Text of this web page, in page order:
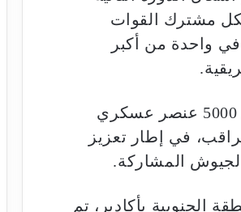
مشترك القوات
في واحدة من أكبر
وتتواصل هذه النسخة إلى غاية 8 ماي، بمشاركة أزيد من 5000 عنصر عسكري
مراقب، في إطار تعزيز
المشاركة.
الجنوبية بأكادير، تم